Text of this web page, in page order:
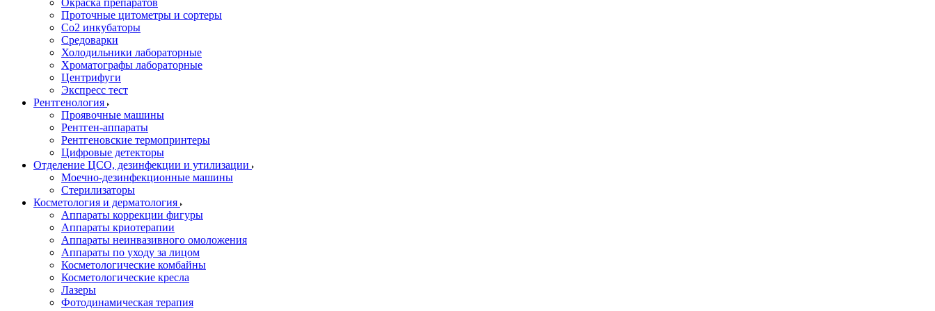
Окраска препаратов
Проточные цитометры и сортеры
Со2 инкубаторы
Средоварки
Холодильники лабораторные
Хроматографы лабораторные
Центрифуги
Экспресс тест
Рентгенология
Проявочные машины
Рентген-аппараты
Рентгеновские термопринтеры
Цифровые детекторы
Отделение ЦСО, дезинфекции и утилизации
Моечно-дезинфекционные машины
Стерилизаторы
Косметология и дерматология
Аппараты коррекции фигуры
Аппараты криотерапии
Аппараты неинвазивного омоложения
Аппараты по уходу за лицом
Косметологические комбайны
Косметологические кресла
Лазеры
Фотодинамическая терапия